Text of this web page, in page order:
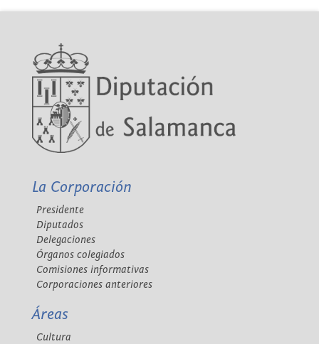
La Corporación
Presidente
Diputados
Delegaciones
Órganos colegiados
Comisiones informativas
Corporaciones anteriores
Áreas
Cultura